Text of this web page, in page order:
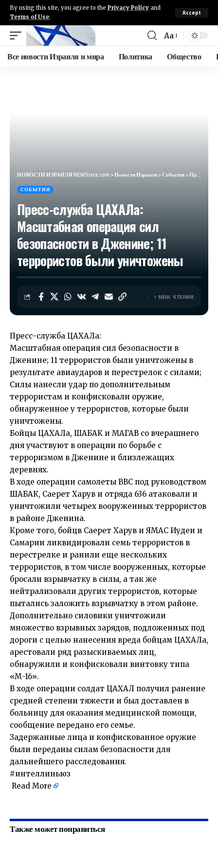
By using this site, you agree to the Privacy Policy and
Terms of Use.
Accept
Aa
Все новости Израиля и мира Политика Общество
НОВОСТИ ИЗРАИЛЯ NEWSisra.com >Новости Израиля>События>Пресс-служба ЦАХАЛа: Масштабная операция сил безопасности в Дженине; 11 террористов были уничтожены
СОБЫТИЯ
Пресс-служба ЦАХАЛа:
Масштабная операция сил
безопасности в Дженине; 11
террористов были уничтожены
1 МИН. ЧТЕНИЯ
Пресс-служба ЦАХАЛа:
Масштабная операция сил безопасности в
Дженине; 11 террористов были уничтожены в
результате авиаударов и перестрелок с силами;
Силы нанесли удар по дополнительным
террористам и конфисковали оружие,
обнаруженное у террористов, которые были
уничтожены.
Бойцы ЦАХАЛа, ШАБАК и МАГАВ со вчерашнего
дня участвуют в операции по борьбе с
терроризмом в Дженине и близлежащих
деревнях.
В ходе операции самолеты ВВС под руководством
ШАБАК, Саерет Харув и отряда 636 атаковали и
уничтожили четырех вооруженных террористов
в районе Дженина.
Кроме того, бойцв Саерет Харув и ЯМАС Иудеи и
Самарии ликвидировали семь террористов в
перестрелке и ранили еще нескольких
террористов, в том числе вооруженных, которые
бросали взрывчатку в силы, а так же
нейтрализовали других террористов, которые
пытались заложить взрывчатку в этом районе.
Дополнительно силовики уничтожили
множество взрывных зарядов, подложенных под
дороги с целью нанесения вреда бойцам ЦАХАЛа,
арестовали ряд разыскиваемых лиц,
обнаружили и конфисковали винтовку типа
«М-16».
В ходе операции солдат ЦАХАЛ получил ранение
средней степени тяжести и был доставлен в
больницу для оказания медицинской помощи,
сообщение передано его семье.
Задержанные лица и конфискованное оружие
были переданы силам безопасности для
дальнейшего расследования.
#интеллиньюз
Read More
Также может понравиться